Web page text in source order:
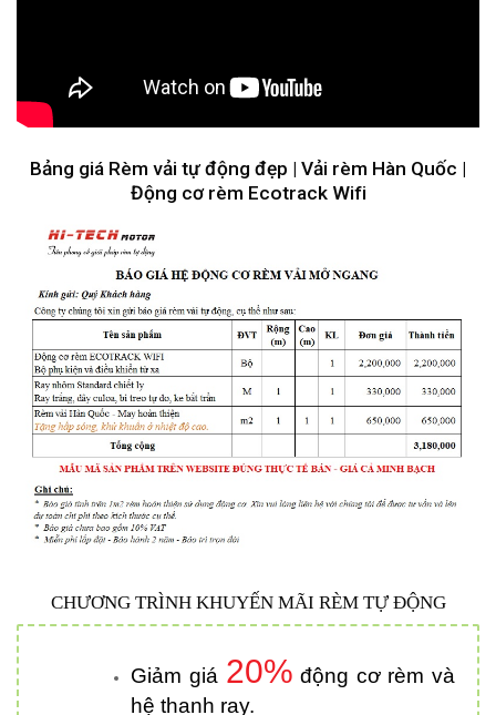
Bảng giá Rèm vải tự động đẹp | Vải rèm Hàn Quốc |
Động cơ rèm Ecotrack Wifi
CHƯƠNG TRÌNH KHUYẾN MÃI RÈM TỰ ĐỘNG
Giảm giá 20% động cơ rèm và
hệ thanh ray.